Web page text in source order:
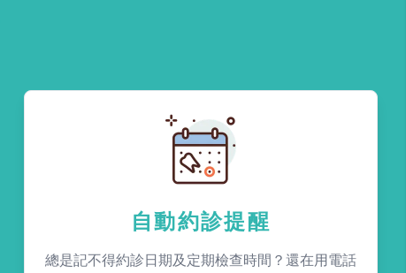
自動約診提醒
總是記不得約診日期及定期檢查時間？還在用電話